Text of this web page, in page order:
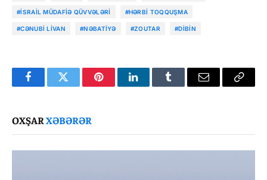
#İSRAIL MÜDAFIƏ QÜVVƏLƏRI #HƏRBI TOQQUŞMA
#CƏNUBI LIVAN #NƏBATIYƏ #ZOUTAR #DIBIN
FacebookTwitter PinterestLinkedInTumblr Email
Copy
OXŞARXƏBƏRƏR